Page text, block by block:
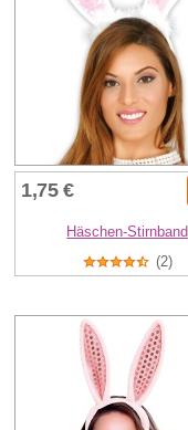
1,75 €
Häschen-Stirnband
(2)